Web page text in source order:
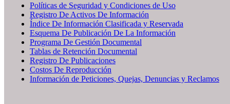
Políticas de Seguridad y Condiciones de Uso
Registro De Activos De Información
Índice De Información Clasificada y Reservada
Esquema De Publicación De La Información
Programa De Gestión Documental
Tablas de Retención Documental
Registro De Publicaciones
Costos De Reproducción
Información de Peticiones, Quejas, Denuncias y Reclamos